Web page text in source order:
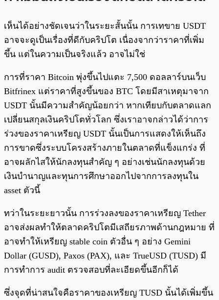
เห็นได้อย่างชัดเจนว่าในระยะสั้นนั้น การเทขาย USDT
อาจจะดูเป็นเรื่องที่ดีกับคริปโต เนื่องจากว่าราคาที่เพิ่ม
ขึ้น แต่ในความเป็นจริงแล้ว อาจไม่ใช่
การที่ราคา Bitcoin พุ่งขึ้นไปแตะ 7,500 ดอลลาร์บนเว็บ
Bitfrinex แต่ราคาที่สูงขึ้นของ BTC โดยมีสาเหตุมาจาก
USDT นั้นมีความสำคัญน้อยกว่า หากเทียบกับตลาดแลก
เปลี่ยนสกุลเงินคริปโตทั่วโลก ซึ่งเราอาจกล่าวได้ว่าการ
ร่วงของราคาเหรียญ USDT นั้นเป็นการแสดงให้เห็นถึง
การขาดซึ่งระบบโครงสร้างภายในตลาดที่แข็งแกร่ง ที่
อาจผลักไสให้นักลงทุนสำคัญ ๆ อย่างเช่นนักลงทุนด้วย
เงินบำนาญและทุนการศึกษาออกไปจากการลงทุนใน
asset ตัวนี้
ทว่าในระยะยาวนั้น การร่วงลงของราคาเหรียญ Tether
อาจส่งผลทำให้ตลาดคริปโตมีเสถียรภาพด้านกฎหมาย ที่
อาจทำให้เหรียญ stable coin ตัวอื่น ๆ อย่าง Gemini
Dollar (GUSD), Paxos (PAX), และ TrueUSD (TUSD) มี
การทำการ audit ตรวจสอบที่ละเอียดขึ้นอีกก็ได้
ซึ่งจุดที่น่าสนใจคือราคาของเหรียญ TUSD นั้นได้เพิ่มขึ้น